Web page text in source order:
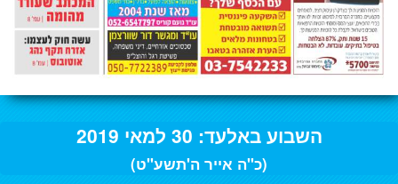
השבוע באלעד: 30 למאי 2019
(כ"ה אייר ה'תשע"ט)